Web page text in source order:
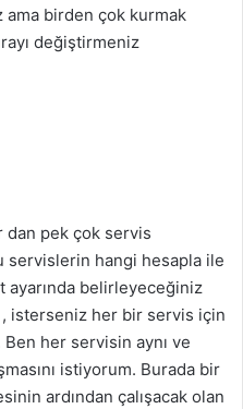
ama birden çok kurmak
değiştirmeniz
dan pek çok servis
hangi hesapla ile
ayarında belirleyeceğiniz
isterseniz her bir servis için
her servisin aynı ve
istiyorum. Burada bir
ardından çalışacak olan